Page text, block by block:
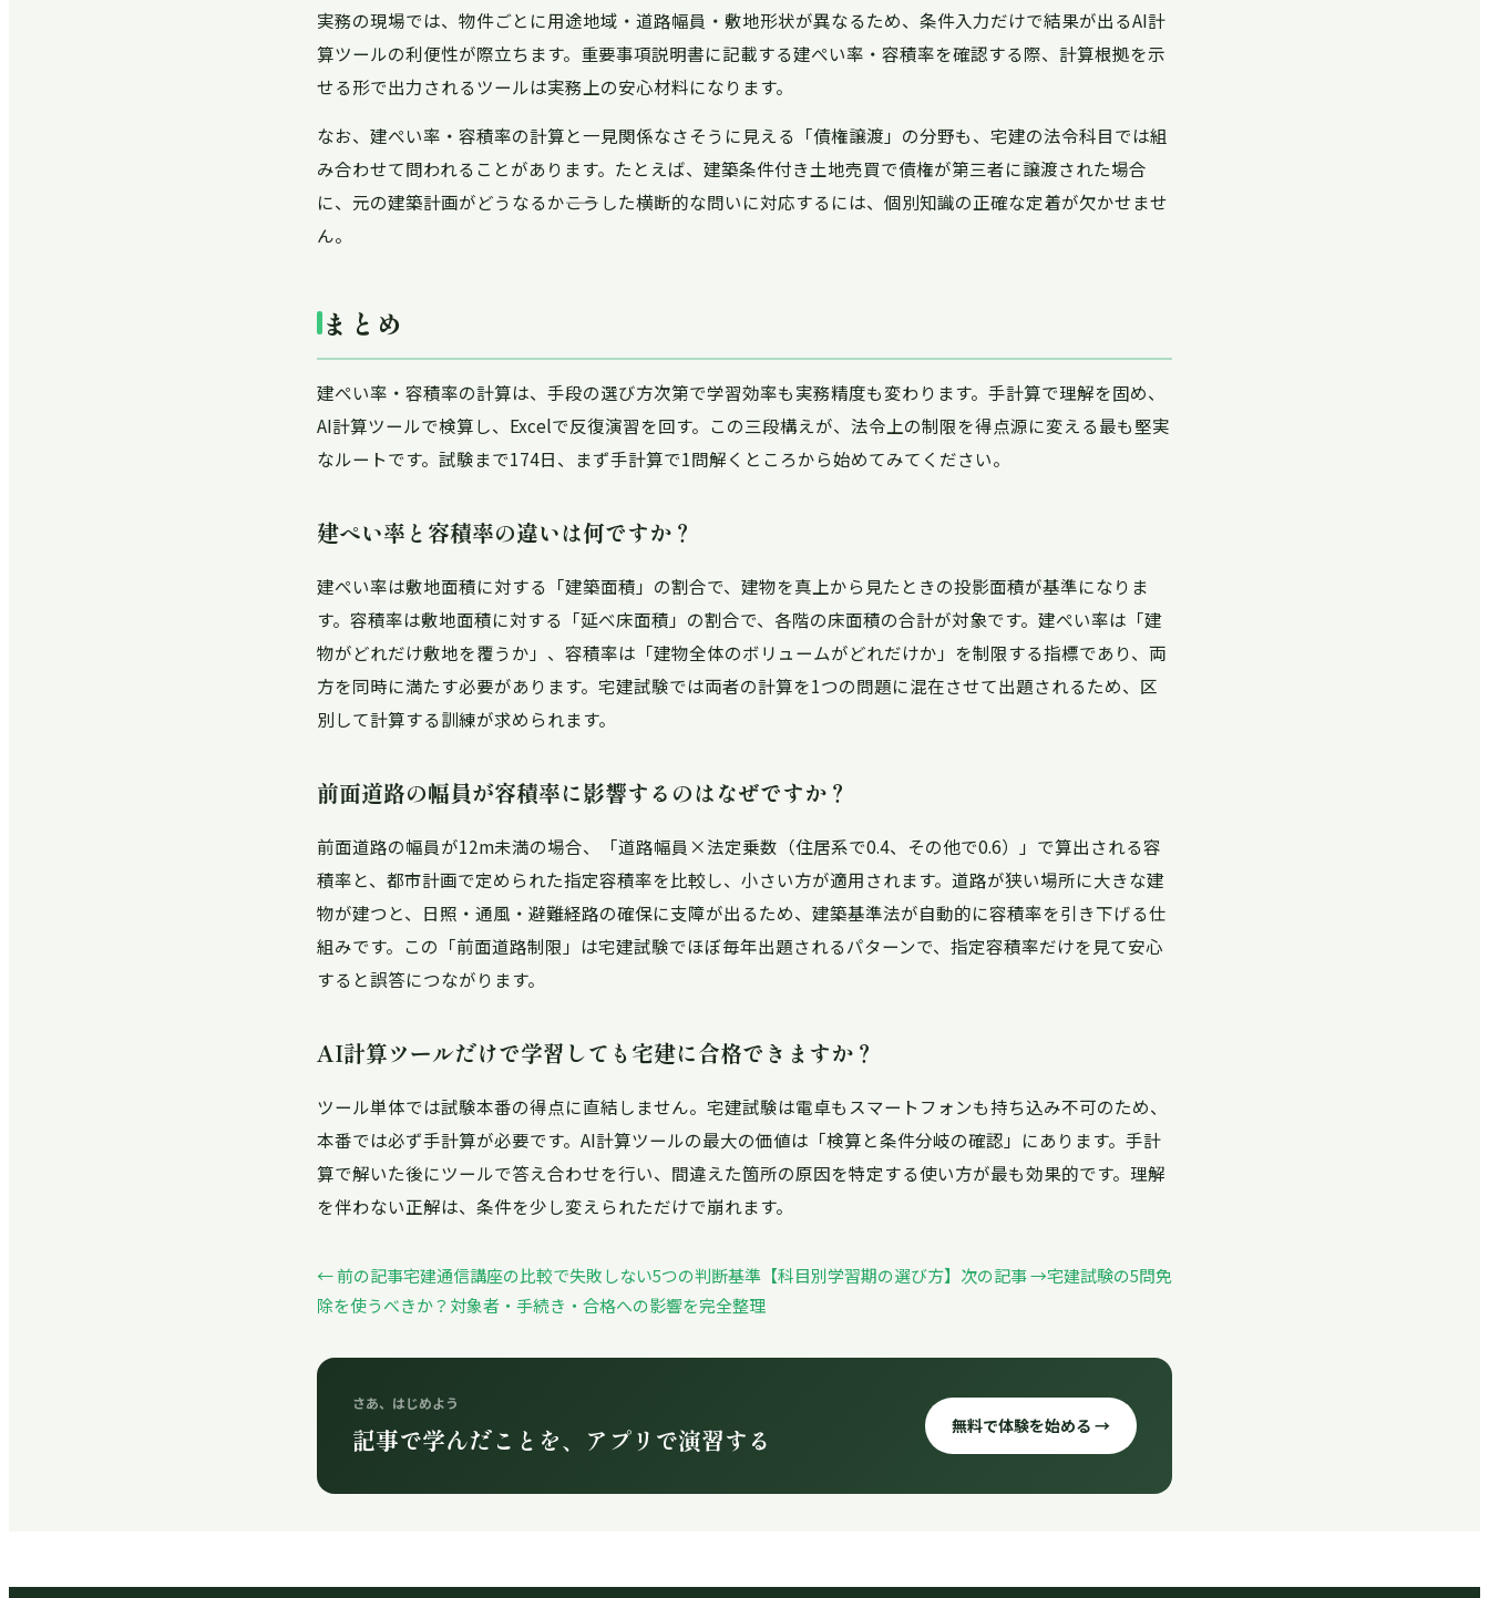
実務の現場では、物件ごとに用途地域・道路幅員・敷地形状が異なるため、条件入力だけで結果が出るAI計
算ツールの利便性が際立ちます。重要事項説明書に記載する建ぺい率・容積率を確認する際、計算根拠を示
せる形で出力されるツールは実務上の安心材料になります。
なお、建ぺい率・容積率の計算と一見関係なさそうに見える「債権譲渡」の分野も、宅建の法令科目では組
み合わせて問われることがあります。たとえば、建築条件付き土地売買で債権が第三者に譲渡された場合
に、元の建築計画がどうなるか――こうした横断的な問いに対応するには、個別知識の正確な定着が欠かせませ
ん。
まとめ
建ぺい率・容積率の計算は、手段の選び方次第で学習効率も実務精度も変わります。手計算で理解を固め、
AI計算ツールで検算し、Excelで反復演習を回す。この三段構えが、法令上の制限を得点源に変える最も堅実
なルートです。試験まで174日、まず手計算で1問解くところから始めてみてください。
建ぺい率と容積率の違いは何ですか？
建ぺい率は敷地面積に対する「建築面積」の割合で、建物を真上から見たときの投影面積が基準になりま
す。容積率は敷地面積に対する「延べ床面積」の割合で、各階の床面積の合計が対象です。建ぺい率は「建
物がどれだけ敷地を覆うか」、容積率は「建物全体のボリュームがどれだけか」を制限する指標であり、両
方を同時に満たす必要があります。宅建試験では両者の計算を1つの問題に混在させて出題されるため、区
別して計算する訓練が求められます。
前面道路の幅員が容積率に影響するのはなぜですか？
前面道路の幅員が12m未満の場合、「道路幅員×法定乗数（住居系で0.4、その他で0.6）」で算出される容
積率と、都市計画で定められた指定容積率を比較し、小さい方が適用されます。道路が狭い場所に大きな建
物が建つと、日照・通風・避難経路の確保に支障が出るため、建築基準法が自動的に容積率を引き下げる仕
組みです。この「前面道路制限」は宅建試験でほぼ毎年出題されるパターンで、指定容積率だけを見て安心
すると誤答につながります。
AI計算ツールだけで学習しても宅建に合格できますか？
ツール単体では試験本番の得点に直結しません。宅建試験は電卓もスマートフォンも持ち込み不可のため、
本番では必ず手計算が必要です。AI計算ツールの最大の価値は「検算と条件分岐の確認」にあります。手計
算で解いた後にツールで答え合わせを行い、間違えた箇所の原因を特定する使い方が最も効果的です。理解
を伴わない正解は、条件を少し変えられただけで崩れます。
← 前の記事宅建通信講座の比較で失敗しない5つの判断基準【科目別学習期の選び方】 次の記事 →宅建試験の5問免
除を使うべきか？対象者・手続き・合格への影響を完全整理
さあ、はじめよう
記事で学んだことを、アプリで演習する 無料で体験を始める →